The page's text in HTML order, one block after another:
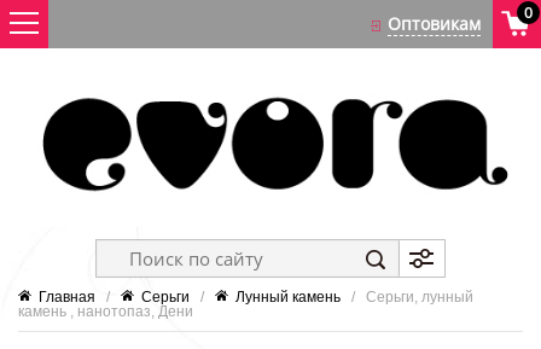
0
Главная / Серьги / Лунный камень /   Серьги, лунный
камень , нанотопаз, Дени